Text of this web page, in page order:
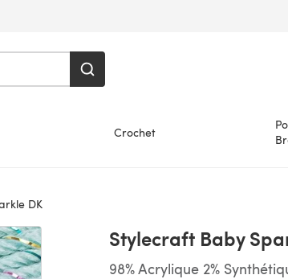
Crochet
DK
Stylecraft Baby
98% Acrylique 2%